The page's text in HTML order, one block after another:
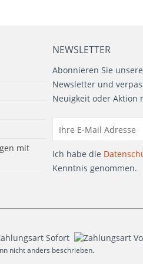
mit
NEWSLETTER
Abonnieren Sie
Newsletter und
Neuigkeit oder Aktion
Ich habe die
Kenntnis genommen.
nicht anders beschrieben.